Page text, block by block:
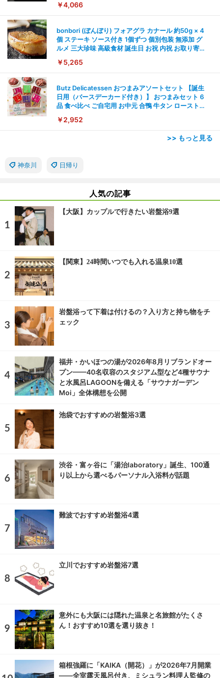
R
￥4,066
bonbori (ぼんぼり) フォアグラ カナール 約50g × 4
個 ステーキ ソース付き 1個ずつ 個別包装 無添加 グ
ルメ 三大珍味 高級食材 誕生日 お祝 内祝 お取り寄せ
￥5,265
Butz Delicatessen おつまみアソートセット 【誕生
日用（バースデーカード付き）】 おつまみセット 6
品 食べ比べ ご自宅用 お中元 合鴨 牛タン ローストビ
取り寄せ 肉 国産 ビール オードブル 3000円
￥2,952
>> もっと見る
神奈川 日帰り
人気の記事
【大阪】カップルで行きたい岩盤浴9選
【関東】24時間いつでも入れる温泉10選
岩盤浴って下着は付けるの？入り方と持ち物をチ
ェック
福井・かいほつの湯が2026年8月リブランドオー
プン——40名収容のスタジアム型など4種サウナ
と水風呂LAGOONを備える「サウナガーデン
Moi」全体構想を公開
池袋でおすすめの岩盤浴3選
渋谷・富ヶ谷に「湯治laboratory」誕生、100通
り以上から選べるパーソナル入浴料が話題
難波でおすすめ岩盤浴4選
立川でおすすめ岩盤浴7選
意外にも大阪には隠れた温泉と名旅館がたくさ
ん！おすすめ10選を選り抜き！
箱根強羅に「KAIKA（開花）」が2026年7月開業
――全室露天風呂付き、ミシュラン料理人監修の